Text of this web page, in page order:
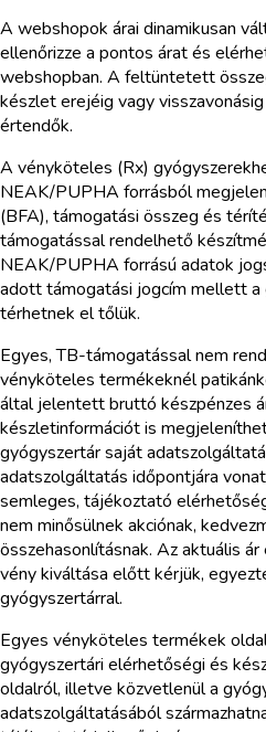
A webshopok árai dinamikusan
ellenőrizze a pontos árat és
webshopban. A feltüntetett
készlet erejéig vagy
értendők.
A vényköteles (Rx)
NEAK/PUPHA forrásból
(BFA), támogatási összeg és
támogatással rendelhető
NEAK/PUPHA forrású adatok
adott támogatási jogcím mellett a
térhetnek el tőlük.
Egyes, TB-támogatással nem
vényköteles termékeknél
által jelentett bruttó készpénzes
készletinformációt is
gyógyszertár saját
adatszolgáltatás időpontjára
semleges, tájékoztató
nem minősülnek akciónak,
összehasonlításnak. Az aktuális
vény kiváltása előtt kérjük,
gyógyszertárral.
Egyes vényköteles termékek
gyógyszertári elérhetőségi és
oldalról, illetve közvetlenül a
adatszolgáltatásából